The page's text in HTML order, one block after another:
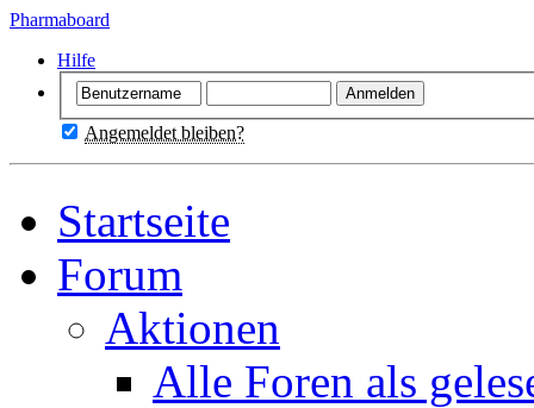
Pharmaboard
Hilfe
Angemeldet bleiben?
Startseite
Forum
Aktionen
Alle Foren als